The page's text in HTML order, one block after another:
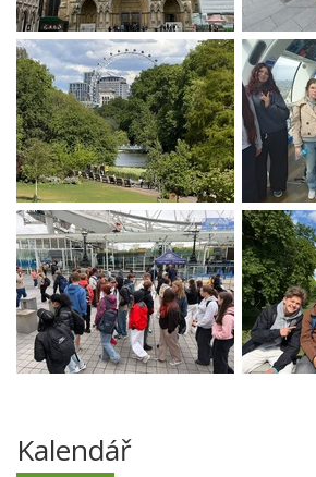
Kalendář